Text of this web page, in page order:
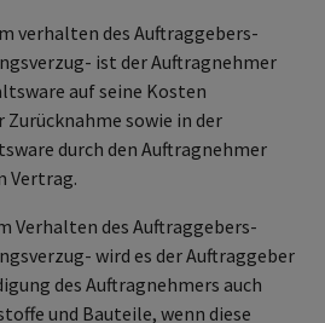
verhalten des Auftraggebers-
ist der Auftragnehmer
auf seine Kosten
Zurücknahme sowie in der
durch den Auftragnehmer
Vertrag.
Verhalten des Auftraggebers-
wird es der Auftraggeber
des Auftragnehmers auch
und Bauteile, wenn diese